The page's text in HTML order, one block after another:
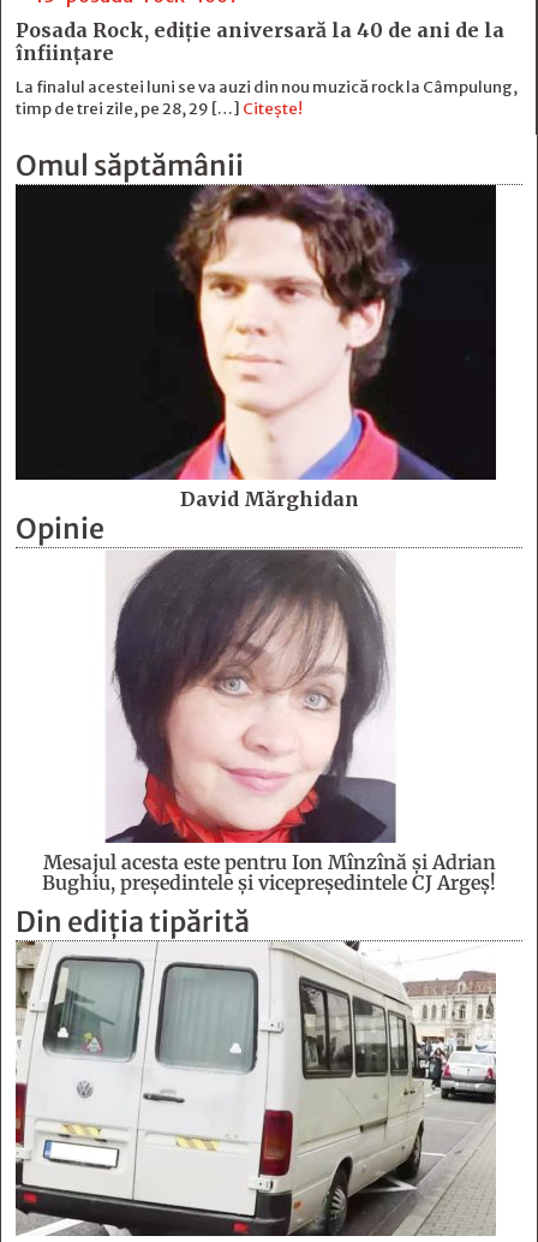
Posada Rock, ediţie aniversară la 40 de ani de la
înfiinţare
La finalul acestei luni se va auzi din nou muzică rock la Câmpulung,
timp de trei zile, pe 28, 29 […] Citește!
Omul săptămânii
David Mărghidan
Opinie
Mesajul acesta este pentru Ion Mînzînă şi Adrian
Bughiu, preşedintele şi vicepreşedintele CJ Argeş!
Din ediția tipărită